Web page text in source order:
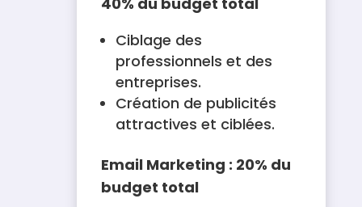
Ciblage des
professionnels et des
entreprises.
Création de publicités
attractives et ciblées.
Email Marketing : 20% du
budget total